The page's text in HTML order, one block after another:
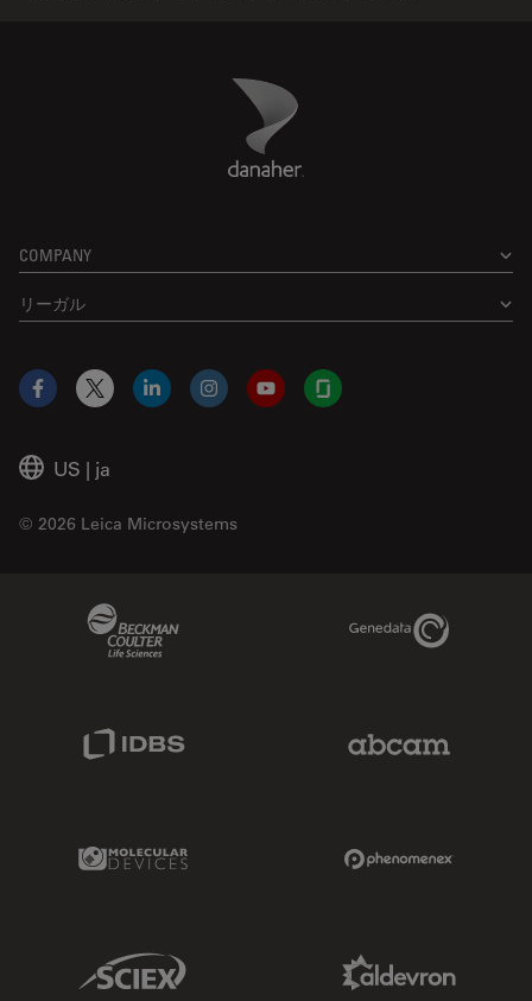
Danaher Logo
COMPANY
リーガル
US | ja
© 2026 Leica Microsystems
Facebook
X LinkedInInstagramYouTubeGlassdoor
Genedata Link
Molecular Devices Link
Sciex Link